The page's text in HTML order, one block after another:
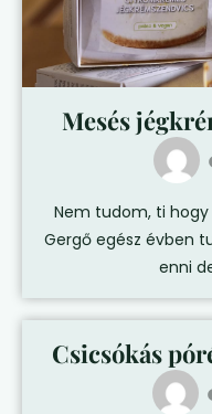
Mesés
Nem tudom, ti
Gergő egész évben
enni
Csicsókás